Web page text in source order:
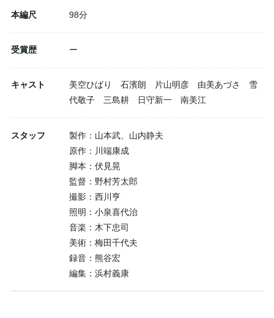
本編尺 98分
受賞歴 ー
キャスト
美空ひばり 石濱朗 片山明彦 由美あづさ 雪
代敬子 三島耕 日守新一 南美江
スタッフ
製作：山本武、山内静夫
原作：川端康成
脚本：伏見晃
監督：野村芳太郎
撮影：西川亨
照明：小泉喜代治
音楽：木下忠司
美術：梅田千代夫
録音：熊谷宏
編集：浜村義康